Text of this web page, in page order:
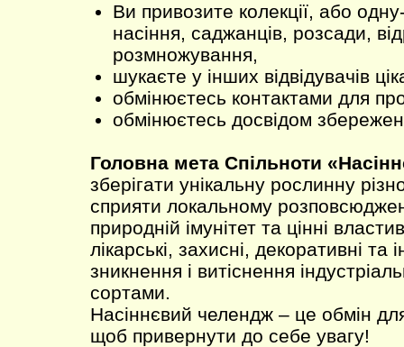
Ви привозите колекції, або
насіння, саджанців, розсади,
розмножування,
шукаєте у інших відвідувачів
обмінюєтесь контактами для
обмінюєтесь досвідом
Головна мета Спільноти
зберігати унікальну рослинну
сприяти локальному
природній імунітет та цінні
лікарські, захисні, декоративні та
зникнення і витіснення
сортами.
Насіннєвий челендж – це обмін
щоб привернути до себе увагу!